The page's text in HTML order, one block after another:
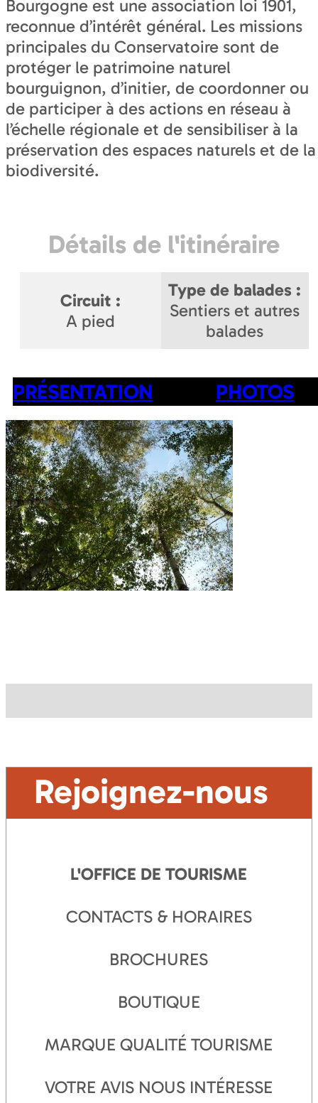
Bourgogne est une association loi 1901,
reconnue d’intérêt général. Les missions
principales du Conservatoire sont de
protéger le patrimoine naturel
bourguignon, d’initier, de coordonner ou
de participer à des actions en réseau à
l’échelle régionale et de sensibiliser à la
préservation des espaces naturels et de la
biodiversité.
Détails de l'itinéraire
Circuit :
A pied
Type de balades :
Sentiers et autres
balades
PRÉSENTATION PHOTOS
Rejoignez-nous
L'OFFICE DE TOURISME
CONTACTS & HORAIRES
BROCHURES
BOUTIQUE
MARQUE QUALITÉ TOURISME
VOTRE AVIS NOUS INTÉRESSE